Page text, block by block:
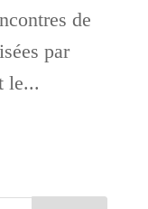
de
par
le...